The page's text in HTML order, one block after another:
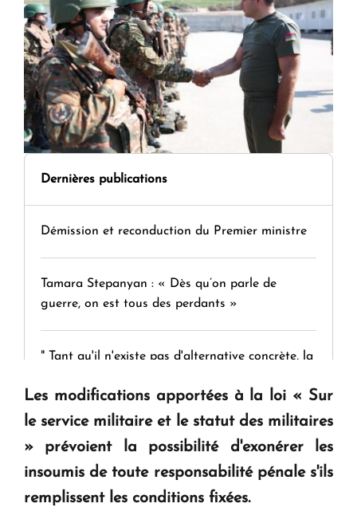
Dernières publications
Démission et reconduction du Premier ministre
Tamara Stepanyan : « Dès qu’on parle de
guerre, on est tous des perdants »
" Tant qu'il n'existe pas d'alternative concrète, la
KASA : 30 ans d'audace, de résilience et d'avenir
en Arménie
Le premier hôtel Hyatt Regency d'Arménie
Les modifications apportées à la loi « Sur
le service militaire et le statut des militaires
» prévoient la possibilité d'exonérer les
insoumis de toute responsabilité pénale s'ils
remplissent les conditions fixées.